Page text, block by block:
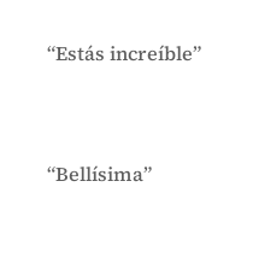
“Estás increíble”
“Bellísima”